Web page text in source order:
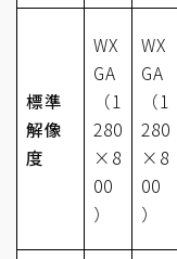
標準
解像
度
WX
GA
（1
280
×8
00
）
WX
GA
（1
280
×8
00
）